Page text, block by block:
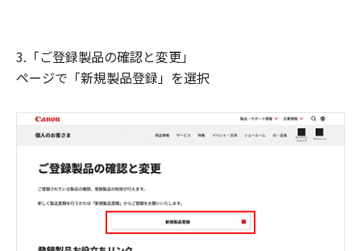
3.「ご登録製品の確認と変更」
ページで「新規製品登録」を選択